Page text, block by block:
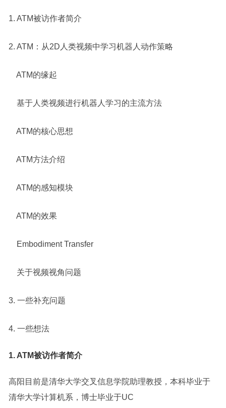
1. ATM被访作者简介
2. ATM：从2D人类视频中学习机器人动作策略
ATM的缘起
基于人类视频进行机器人学习的主流方法
ATM的核心思想
ATM方法介绍
ATM的感知模块
ATM的效果
Embodiment Transfer
关于视频视角问题
3. 一些补充问题
4. 一些想法
1. ATM被访作者简介
高阳目前是清华大学交叉信息学院助理教授，本科毕业于
清华大学计算机系，博士毕业于UC